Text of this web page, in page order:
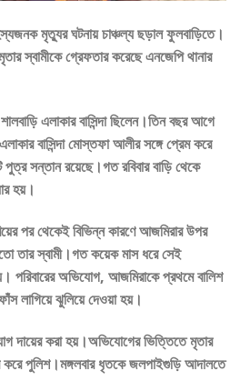
মৃত্যুর ঘটনায় চাঞ্চল্য ছড়াল ফুলবাড়িতে।
স্বামীকে গ্রেফতার করেছে এনজেপি থানার
এলাকার বাসিন্দা ছিলেন।তিন বছর আগে
বাসিন্দা মোস্তফা আলীর সঙ্গে প্রেম করে
সন্তান রয়েছে।গত রবিবার বাড়ি থেকে
হয়।
পর থেকেই বিভিন্ন কারণে আজমিরার উপর
তার স্বামী।গত কয়েক মাস ধরে সেই
পরিবারের অভিযোগ, আজমিরাকে প্রথমে বালিশ
লাগিয়ে ঝুলিয়ে দেওয়া হয়।
দায়ের করা হয়।অভিযোগের ভিত্তিতে মৃতার
পুলিশ।মঙ্গলবার ধৃতকে জলপাইগুড়ি আদালতে